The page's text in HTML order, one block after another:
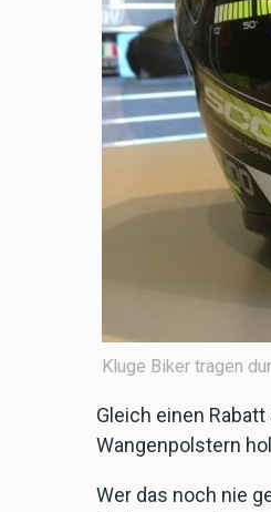
Kluge Biker tragen
Gleich einen
Wangenpolstern
Wer das noch nie